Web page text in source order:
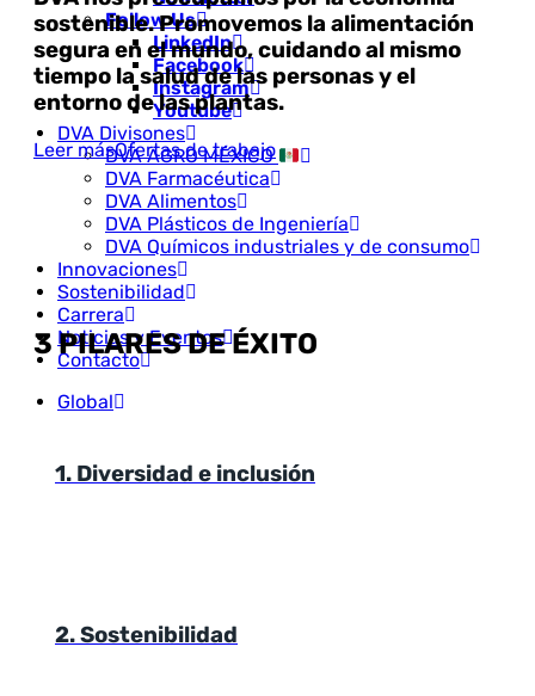
Follow Us
LinkedIn
Facebook
Instagram
Youtube
DVA Divisones
DVA AGRO MÉXICO
DVA Farmacéutica
DVA Alimentos
DVA Plásticos de Ingeniería
DVA Químicos industriales y de consumo
Innovaciones
Sostenibilidad
Carrera
Noticias y Eventos
Contacto
Global
sostenible. Promovemos la alimentación
segura en el mundo, cuidando al mismo
tiempo la salud de las personas y el
entorno de las plantas.
Leer másOfertas de trabajo
3 PILARES DE ÉXITO
1. Diversidad e inclusión
2. Sostenibilidad